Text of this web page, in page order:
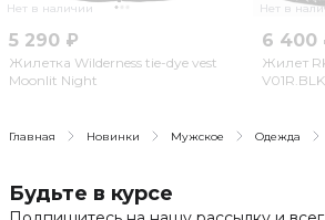
Нет в наличии
5 290 ₽
Жилетка Wilderness tie-dye vest
Moonlit Night
Нет в
6 400
Жилет
Главная Новинки Мужское Одежда
Будьте в курсе